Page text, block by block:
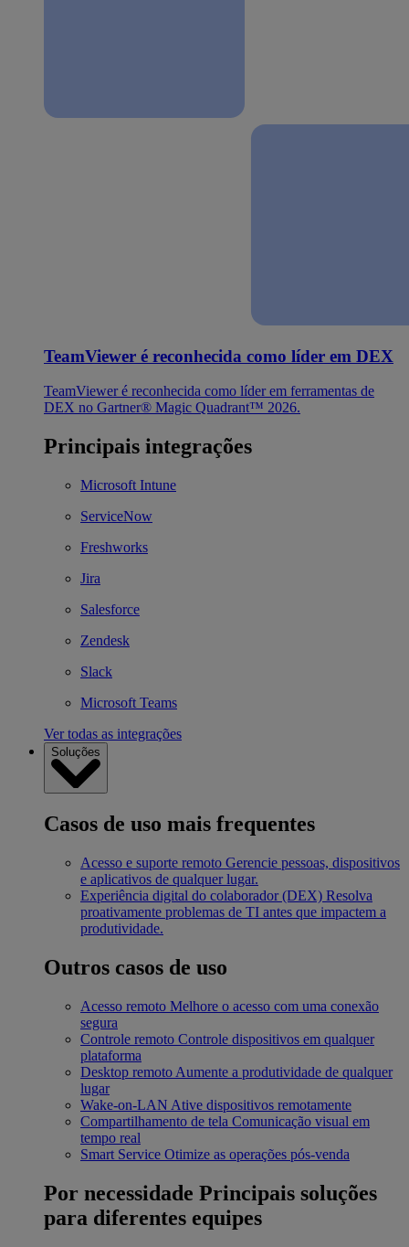
TeamViewer é reconhecida como líder em DEX
TeamViewer é reconhecida como líder em ferramentas de
DEX no Gartner® Magic Quadrant™ 2026.
Principais integrações
Microsoft Intune
ServiceNow
Freshworks
Jira
Salesforce
Zendesk
Slack
Microsoft Teams
Ver todas as integrações
Soluções
Casos de uso mais frequentes
Acesso e suporte remoto Gerencie pessoas, dispositivos
e aplicativos de qualquer lugar.
Experiência digital do colaborador (DEX) Resolva
proativamente problemas de TI antes que impactem a
produtividade.
Outros casos de uso
Acesso remoto Melhore o acesso com uma conexão
segura
Controle remoto Controle dispositivos em qualquer
plataforma
Desktop remoto Aumente a produtividade de qualquer
lugar
Wake-on-LAN Ative dispositivos remotamente
Compartilhamento de tela Comunicação visual em
tempo real
Smart Service Otimize as operações pós-venda
Por necessidade Principais soluções
para diferentes equipes